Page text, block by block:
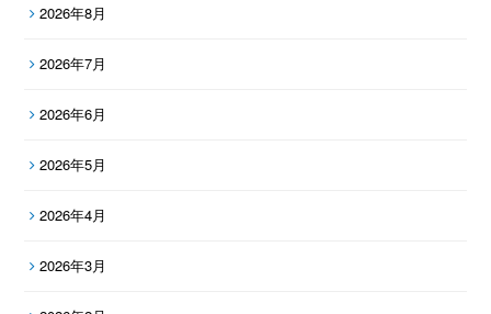
2026年8月
2026年7月
2026年6月
2026年5月
2026年4月
2026年3月